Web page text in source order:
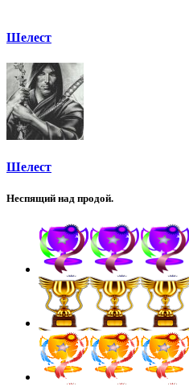
Шелест
Шелест
Неспящий над продой.